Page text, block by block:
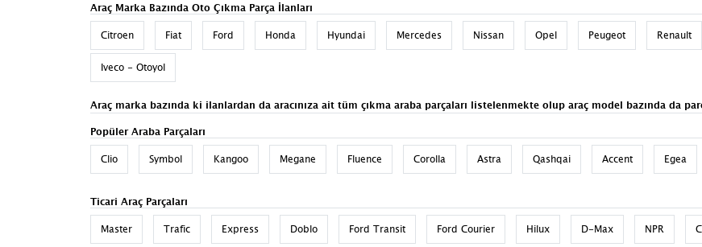
Araç Marka Bazında Oto Çıkma Parça İlanları
Citroen Fiat Ford Honda Hyundai Mercedes Nissan Opel Peugeot Renault
Iveco - Otoyol
Araç marka bazında ki ilanlardan da aracınıza ait tüm çıkma araba parçaları listelenmekte olup araç model bazında da
Popüler Araba Parçaları
Clio Symbol Kangoo Megane Fluence Corolla Astra Qashqai Accent Egea
Ticari Araç Parçaları
Master Trafic Express Doblo Ford Transit Ford Courier Hilux D-Max NPR